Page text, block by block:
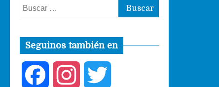
Buscar:
Seguinos también en